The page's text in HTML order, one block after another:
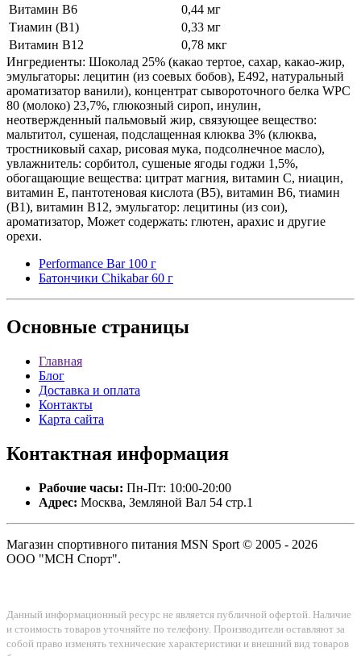
Витамин В6
0,44 мг
Тиамин (В1)
0,33 мг
Витамин В12
0,78 мкг
Ингредиенты: Шоколад 25% (какао тертое, сахар, какао-жир,
эмульгаторы: лецитин (из соевых бобов), Е492, натуральный
ароматизатор ванили), концентрат сывороточного белка WPC
80 (молоко) 23,7%, глюкозный сироп, инулин,
неотвержденный пальмовый жир, связующее вещество:
мальтитол, сушеная, подслащенная клюква 3% (клюква,
тростниковый сахар, рисовая мука, подсолнечное масло),
увлажнитель: сорбитол, сушеные ягоды годжи 1,5%,
обогащающие вещества: цитрат магния, витамин С, ниацин,
витамин Е, пантотеновая кислота (B5), витамин B6, тиамин
(B1), витамин B12, эмульгатор: лецитины (из сои),
ароматизатор, Может содержать: глютен, арахис и другие
орехи.
Performance Bar 100 г
Батончики Chikabar 60 г
Основные страницы
Главная
Блог
Доставка и оплата
Контакты
Карта сайта
Контактная информация
Рабочие часы: Пн-Пт: 10:00-20:00
Адрес: Москва, Земляной Вал 54 стр.1
Магазин спортивного питания MSN Sport © 2005 - 2026
ООО "МСН Спорт".
Данный информационный ресурс не является публичной офертой. Наличие
и стоимость товаров уточняйте по телефону. Производители оставляют за
собой право изменять технические характеристики и внешний вид товаров